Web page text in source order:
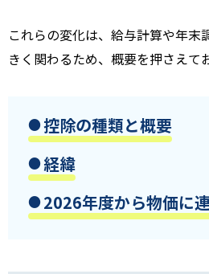
これらの変化は、給与計算や年末
きく関わるため、概要を押さえて
控除の種類と概要
経緯
2026年度から物価に